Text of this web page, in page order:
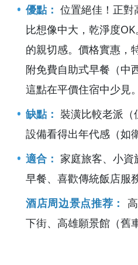
優點： 位置絕佳！正對
比想像中大，乾淨度
的親切感。價格實惠，
附免費自助式早餐（中
這點在平價住宿中少見。
缺點： 裝潢比較老派
設備看得出年代感（如
適合： 家庭旅客、小
早餐、喜歡傳統飯店服
酒店周边景点推荐：
下街、高雄願景館（舊